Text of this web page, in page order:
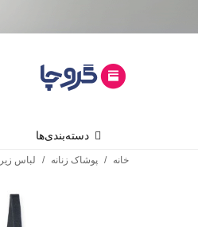
دسته‌بندی‌ها
خانه / پوشاک زنانه / لباس زیر